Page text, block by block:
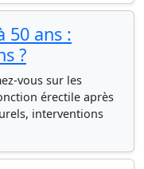
50 ans :
?
vous sur les
érectile après
interventions